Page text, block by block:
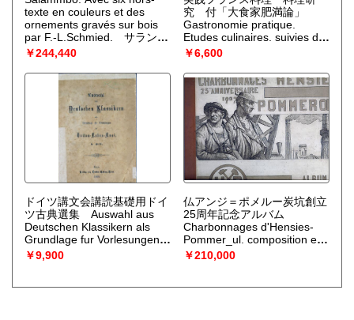
texte en couleurs et des
ornements gravés sur bois
par F.-L.Schmied. サランボ
ー シュミート画（ミクロス
画）限定千部133番アルシュ
紙 （FLAUBERT,G. フローベ
ール著）
￥244,440
究 付「大食家肥満論」
Gastronomie pratique.
Etudes culinaires. suivies du
Traitement de l'obesite des
gourmands. 3e ed.
entierement refondue. （ア
リ＝バブ ALI-BAB）
￥6,600
ドイツ講文会講読基礎用ドイ
ツ古典選集 Auswahl aus
Deutschen Klassikern als
Grundlage fur Vorlesungen
in Doitsu=Kobun=Kwai. 1898
（ヘフト著 宇仁田秀次郎編
￥9,900
仏アンジ＝ポメルー炭坑創立
25周年記念アルバム
Charbonnages d'Hensies-
Pommer_ul. composition et
gravures. 25me anniversaire
（ギュスターブ・ピエ
￥210,000